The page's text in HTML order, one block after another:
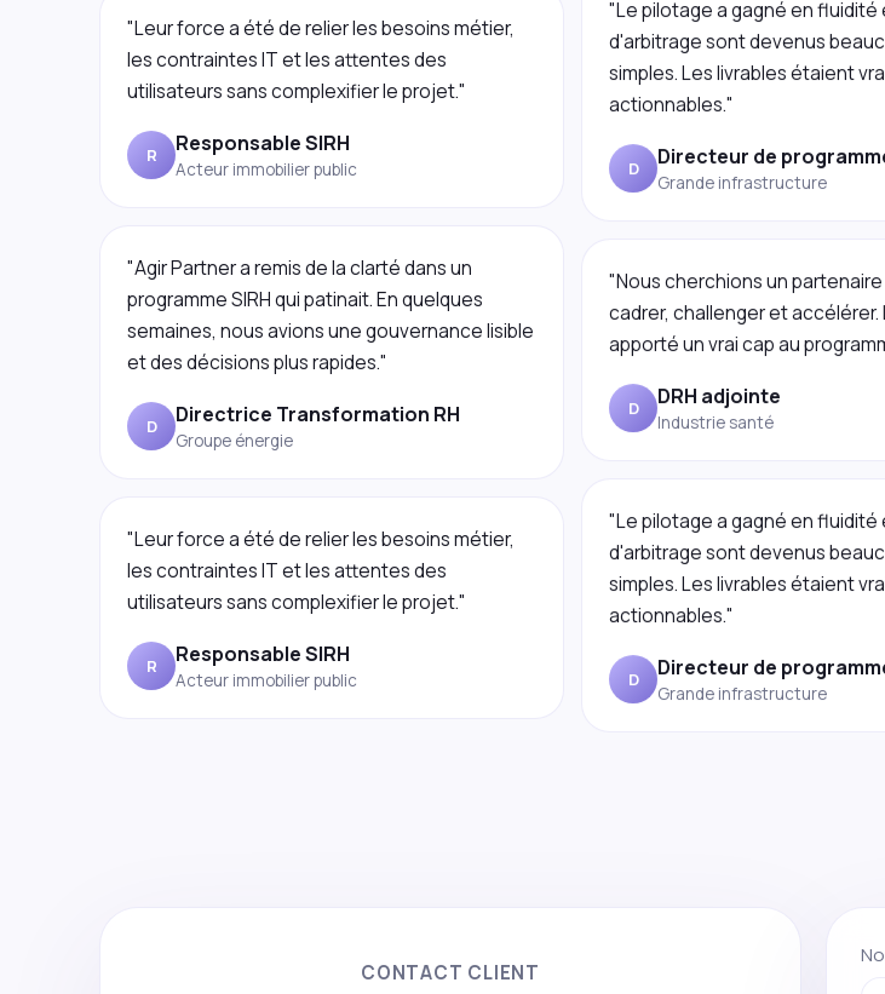
les contraintes IT et les attentes des
utilisateurs sans complexifier le projet."
Responsable SIRH
Acteur immobilier public
programme SIRH qui patinait. En quelques
semaines, nous avions une gouvernance lisible
et des décisions plus rapides."
Directrice Transformation RH
Groupe énergie
les contraintes IT et les attentes des
utilisateurs sans complexifier le projet."
Responsable SIRH
Acteur immobilier public
d'arbitrage sont devenus
simples. Les livrables étaient
actionnables."
Grande infrastructure
cadrer, challenger et accélérer.
apporté un vrai cap au
DRH adjointe
Industrie santé
d'arbitrage sont devenus
simples. Les livrables étaient
actionnables."
Grande infrastructure
CONTACT CLIENT